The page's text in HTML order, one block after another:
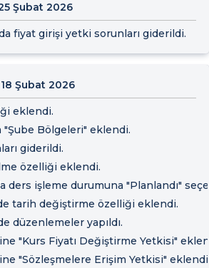
Şubat 2026
fiyat girişi yetki sorunları giderildi.
18 Şubat 2026
eklendi.
"Şube Bölgeleri" eklendi.
giderildi.
özelliği eklendi.
ders işleme durumuna "Planlandı"
tarih değiştirme özelliği eklendi.
düzenlemeler yapıldı.
"Kurs Fiyatı Değiştirme Yetkisi"
"Sözleşmelere Erişim Yetkisi"